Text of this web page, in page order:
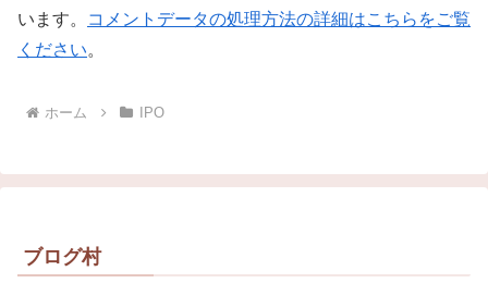
います。
コメントデータの処理方法の詳細はこちらをご覧
ください。
ホーム IPO
ブログ村